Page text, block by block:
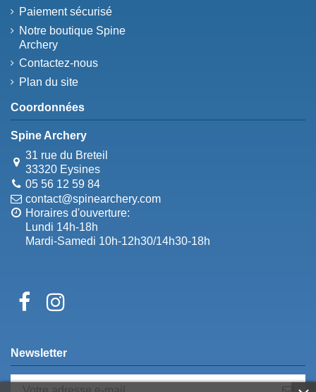
Paiement sécurisé
Notre boutique Spine
Archery
Contactez-nous
Plan du site
Coordonnées
Spine Archery
31 rue du Breteil
33320 Eysines
05 56 12 59 84
contact@spinearchery.com
Horaires d'ouverture:
Lundi 14h-18h
Mardi-Samedi 10h-12h30/14h30-18h
Newsletter